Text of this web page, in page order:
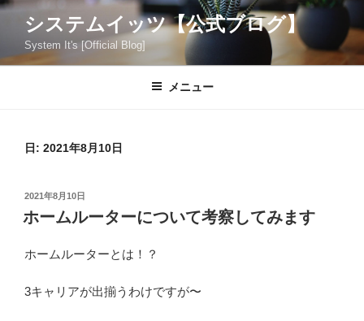
コ
ン
システムイッツ【公式ブログ】
System It's [Official Blog]
メニュー
日: 2021年8月10日
投
稿
日:
2021年8月10日
ホームルーターについて考察してみます
ホームルーターとは！？
3キャリアが出揃うわけですが〜